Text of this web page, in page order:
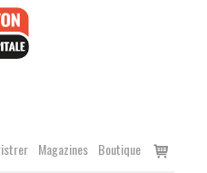
Magazines Boutique
Voir